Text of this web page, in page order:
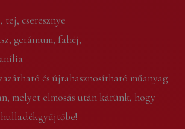
tej, cseresznye
geránium, fahéj,
és újrahasznosítható műanyag
melyet elmosás után kárünk, hogy